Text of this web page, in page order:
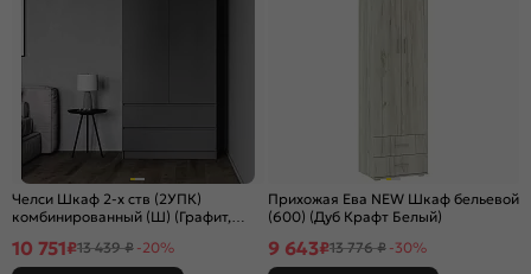
Челси Шкаф 2-х ств (2УПК)
комбинированный (Ш) (Графит,
10 751₽13 439 ₽ -20%
Прихожая Ева NEW Шкаф бельевой
(600) (Дуб Крафт Белый)
9 643₽13 776 ₽ -30%